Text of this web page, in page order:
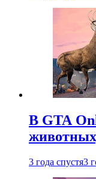
В GTA
3 года спустя3